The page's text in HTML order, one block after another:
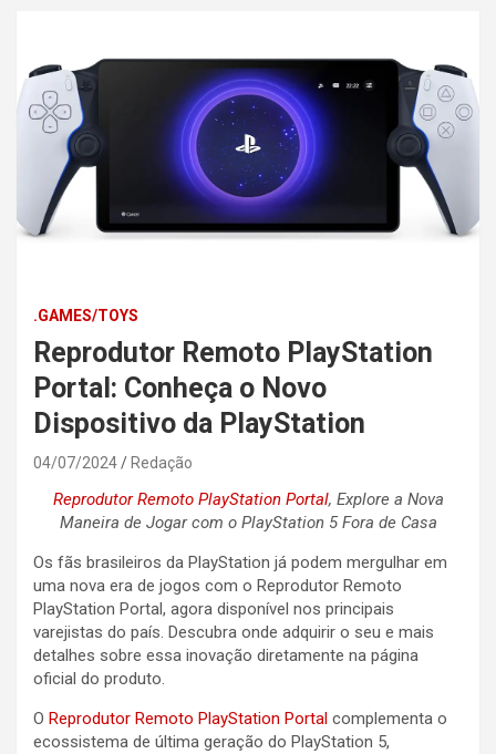
.GAMES/TOYS
Reprodutor Remoto PlayStation
Portal: Conheça o Novo
Dispositivo da PlayStation
04/07/2024 Redação
Reprodutor Remoto PlayStation Portal, Explore a Nova
Maneira de Jogar com o PlayStation 5 Fora de Casa
Os fãs brasileiros da PlayStation já podem mergulhar em
uma nova era de jogos com o Reprodutor Remoto
PlayStation Portal, agora disponível nos principais
varejistas do país. Descubra onde adquirir o seu e mais
detalhes sobre essa inovação diretamente na página
oficial do produto.
O Reprodutor Remoto PlayStation Portal complementa o
ecossistema de última geração do PlayStation 5,